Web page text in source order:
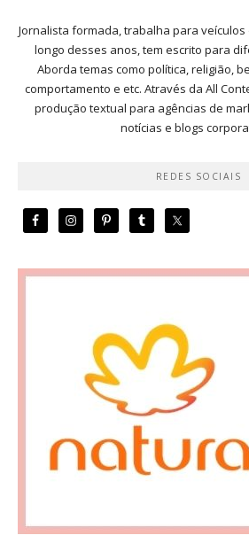
Jornalista formada, trabalha para
longo desses anos, tem escrito para
Aborda temas como política, religião,
comportamento e etc. Através da All
produção textual para agências de
notícias e blogs
REDES SOCIAIS